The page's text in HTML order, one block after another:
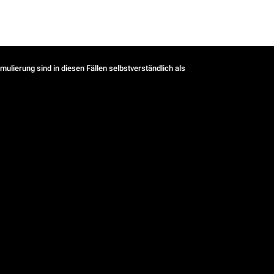
sind in diesen Fällen selbstverständlich als